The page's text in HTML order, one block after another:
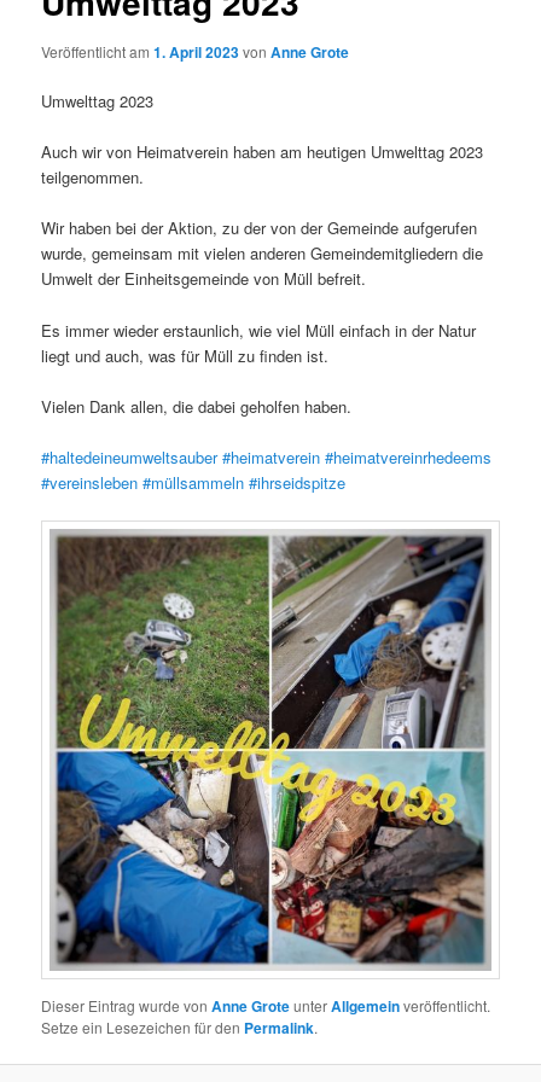
Veröffentlicht am1. April 2023vonAnne Grote
Umwelttag 2023
Auch wir von Heimatverein haben am heutigen Umwelttag 2023
teilgenommen.
Wir haben bei der Aktion, zu der von der Gemeinde aufgerufen
wurde, gemeinsam mit vielen anderen Gemeindemitgliedern die
Umwelt der Einheitsgemeinde von Müll befreit.
Es immer wieder erstaunlich, wie viel Müll einfach in der Natur
liegt und auch, was für Müll zu finden ist.
Vielen Dank allen, die dabei geholfen haben.
#haltedeineumweltsauber #heimatverein #heimatvereinrhedeems
#vereinsleben #müllsammeln #ihrseidspitze
Dieser Eintrag wurde vonAnne GroteunterAllgemeinveröffentlicht.
Setze ein Lesezeichen für den Permalink.